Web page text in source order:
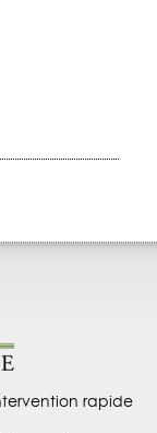
rapide